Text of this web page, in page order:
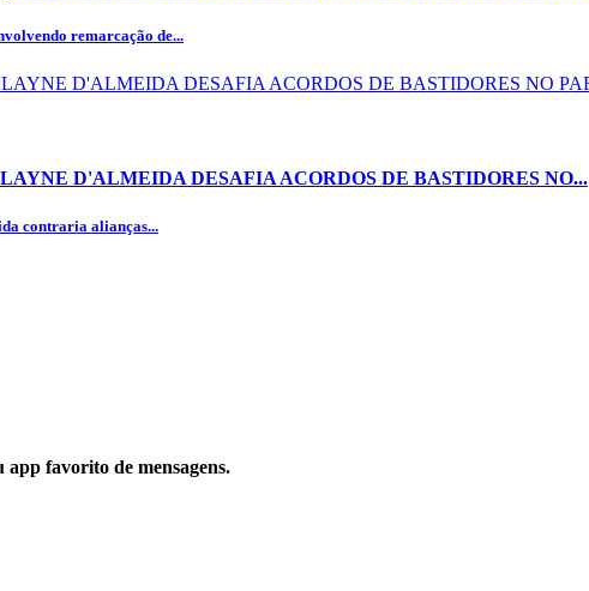
remarcação de...
D'ALMEIDA DESAFIA ACORDOS DE BASTIDORES NO...
contraria alianças...
app favorito de mensagens.